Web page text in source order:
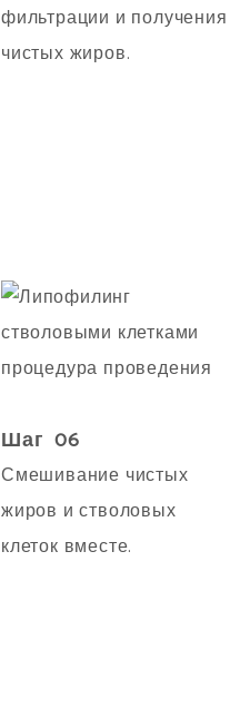
фильтрации и получения
чистых жиров.
Шаг 06
Смешивание чистых
жиров и стволовых
клеток вместе.